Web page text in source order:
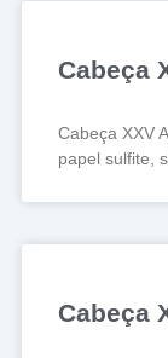
Cabeça
Cabeça XXV
papel sulfite,
Cabeça